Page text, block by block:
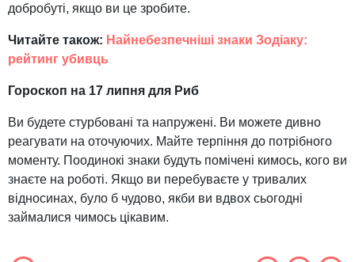
добробуті, якщо ви це зробите.
Читайте також: Найнебезпечніші знаки Зодіаку:
рейтинг убивць
Гороскоп на 17 липня для Риб
Ви будете стурбовані та напружені. Ви можете дивно
реагувати на оточуючих. Майте терпіння до потрібного
моменту. Поодинокі знаки будуть помічені кимось, кого ви
знаєте на роботі. Якщо ви перебуваєте у тривалих
відносинах, було б чудово, якби ви вдвох сьогодні
займалися чимось цікавим.